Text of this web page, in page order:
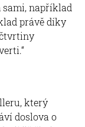
sami, například
právě díky
který
doslova o